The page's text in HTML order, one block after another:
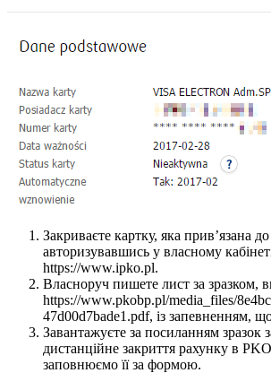
Закриваєте картку, яка прив’язана
авторизувавшись у власному
https://www.ipko.pl.
Власноруч пишете лист за зразком,
https://www.pkobp.pl/media_files/
47d00d7bade1.pdf, із запевненням,
Завантажуєте за посиланням зразок
дистанційне закриття рахунку в
заповнюємо її за формою.